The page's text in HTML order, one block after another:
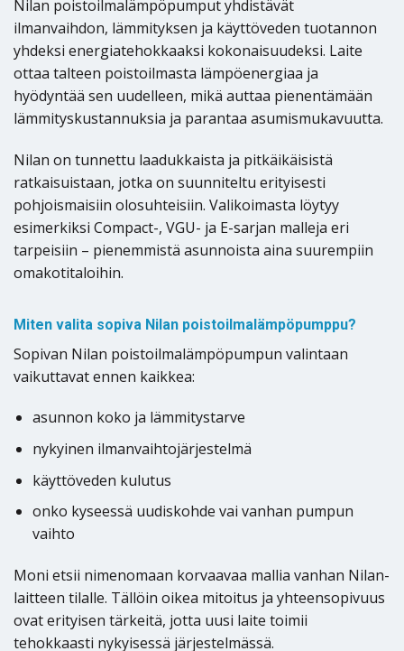
Nilan poistoilmalämpöpumput yhdistävät
ilmanvaihdon, lämmityksen ja käyttöveden tuotannon
yhdeksi energiatehokkaaksi kokonaisuudeksi. Laite
ottaa talteen poistoilmasta lämpöenergiaa ja
hyödyntää sen uudelleen, mikä auttaa pienentämään
lämmityskustannuksia ja parantaa asumismukavuutta.
Nilan on tunnettu laadukkaista ja pitkäikäisistä
ratkaisuistaan, jotka on suunniteltu erityisesti
pohjoismaisiin olosuhteisiin. Valikoimasta löytyy
esimerkiksi Compact-, VGU- ja E-sarjan malleja eri
tarpeisiin – pienemmistä asunnoista aina suurempiin
omakotitaloihin.
Miten valita sopiva Nilan poistoilmalämpöpumppu?
Sopivan Nilan poistoilmalämpöpumpun valintaan
vaikuttavat ennen kaikkea:
asunnon koko ja lämmitystarve
nykyinen ilmanvaihtojärjestelmä
käyttöveden kulutus
onko kyseessä uudiskohde vai vanhan pumpun
vaihto
Moni etsii nimenomaan korvaavaa mallia vanhan Nilan-
laitteen tilalle. Tällöin oikea mitoitus ja yhteensopivuus
ovat erityisen tärkeitä, jotta uusi laite toimii
tehokkaasti nykyisessä järjestelmässä.